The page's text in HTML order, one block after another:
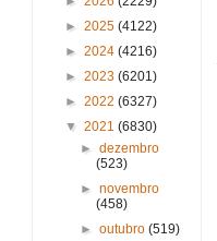
► 2025 (4122)
► 2024 (4216)
► 2023 (6201)
► 2022 (6327)
▼ 2021 (6830)
► dezembro
(523)
► novembro
(458)
► outubro (519)